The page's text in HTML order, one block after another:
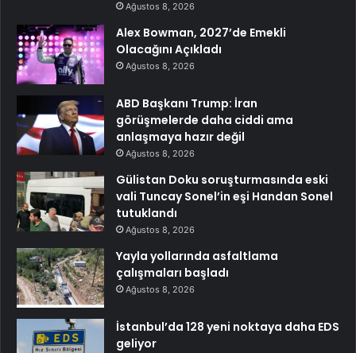
Ağustos 8, 2026
Alex Bowman, 2027’de Emekli
Olacağını Açıkladı
Ağustos 8, 2026
ABD Başkanı Trump: İran
görüşmelerde daha ciddi ama
anlaşmaya hazır değil
Ağustos 8, 2026
Gülistan Doku soruşturmasında eski
vali Tuncay Sonel’in eşi Handan Sonel
tutuklandı
Ağustos 8, 2026
Yayla yollarında asfaltlama
çalışmaları başladı
Ağustos 8, 2026
İstanbul’da 128 yeni noktaya daha EDS
geliyor